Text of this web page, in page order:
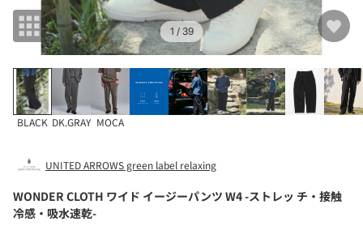
1 / 39
BLACK DK.GRAY MOCA
UNITED ARROWS green label relaxing
WONDER CLOTH ワイド イージーパンツ W4 -ストレッ チ・接触
冷感・吸水速乾-